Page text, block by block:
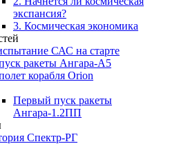
экспансия?
3. Космическая экономика
САС на старте
ракеты Ангара-А5
корабля Orion
Первый пуск ракеты
Ангара-1.2ПП
Спектр-РГ